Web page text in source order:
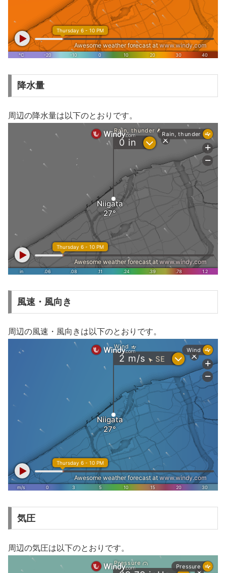
降水量
周辺の降水量は以下のとおりです。
風速・風向き
周辺の風速・風向きは以下のとおりです。
気圧
周辺の気圧は以下のとおりです。